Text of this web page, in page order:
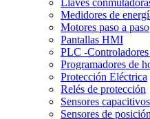
Llaves
Medidores de
Motores paso a paso
Pantallas HMI
PLC -
Programadores de
Protección Eléctrica
Relés de protección
Sensores capacitivos
Sensores de